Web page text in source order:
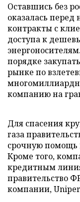
Оставшись без
оказалась
контракты с
доступа к
порядке
рынке по
компанию на
Для спасения
газа
срочную помощь
Кроме того,
кредитным
правительство
компании,